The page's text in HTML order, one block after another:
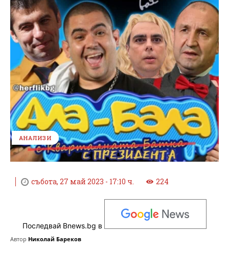
АНАЛИЗИ
събота, 27 май 2023 - 17:10 ч. 224
Последвай Bnews.bg в
Автор Николай Бареков